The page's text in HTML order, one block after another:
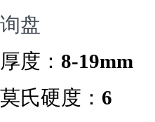
询盘
厚度： 8-19mm
莫氏硬度： 6